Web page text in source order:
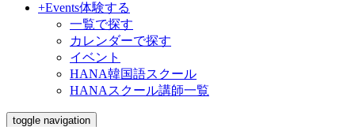
+Events体験する
一覧で探す
カレンダーで探す
イベント
HANA韓国語スクール
HANAスクール講師一覧
toggle navigation